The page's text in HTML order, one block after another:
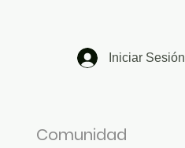
Iniciar Sesión
Comunidad